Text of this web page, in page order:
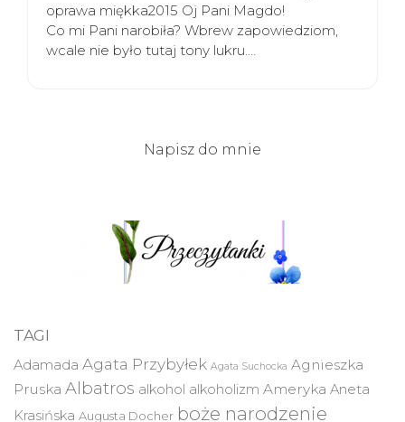
oprawa miękka2015 Oj Pani Magdo!
Co mi Pani narobiła? Wbrew zapowiedziom,
wcale nie było tutaj tony lukru.…
Napisz do mnie
TAGI
Adamada Agata Przybyłek Agata Suchocka Agnieszka
Pruska Albatros alkohol alkoholizm Ameryka Aneta
Krasińska Augusta Docher boże narodzenie